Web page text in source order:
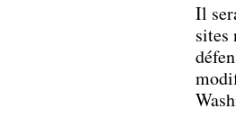
Il
sites